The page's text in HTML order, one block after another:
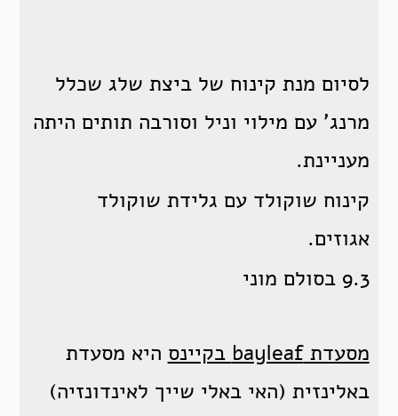
לסיום מנת קינוח של ביצת שלג שכלל
מרנג' עם מילוי וניל וסורבה תותים היתה
מעניינת.
קינוח שוקולד עם גלידת שוקולד
אגוזים.
9.3 בסולם מוני
מסעדת bayleaf בקיינס
היא מסעדת
באלינזית (האי באלי שייך לאינדונזיה)